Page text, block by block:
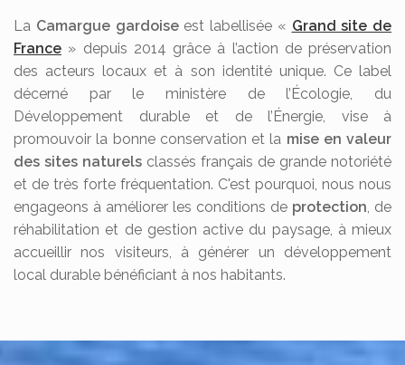
La Camargue gardoiseest labellisée « Grand site de
France » depuis 2014 grâce à l’action de préservation
des acteurs locaux et à son identité unique. Ce label
décerné par le ministère de l’Écologie, du
Développement durable et de l’Énergie, vise à
promouvoir la bonne conservation et la mise en valeur
des sites naturels classés français de grande notoriété
et de très forte fréquentation. C'est pourquoi, nous nous
engageons à améliorer les conditions de protection, de
réhabilitation et de gestion active du paysage, à mieux
accueillir nos visiteurs, à générer un développement
local durable bénéficiant à nos habitants.